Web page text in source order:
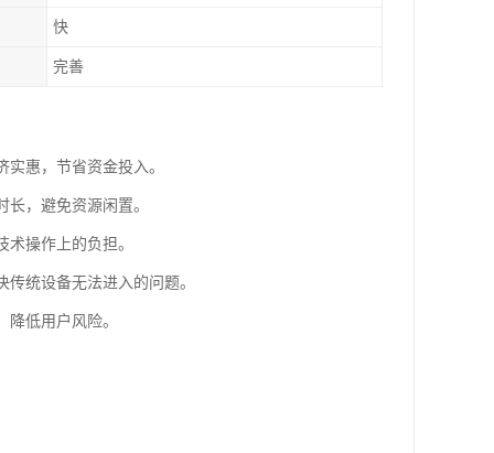
快
完善
惠，节省资金投入。
，避免资源闲置。
操作上的负担。
统设备无法进入的问题。
低用户风险。